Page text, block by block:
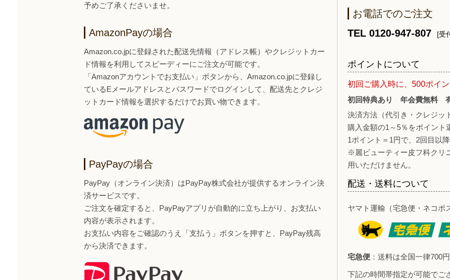
予めご了承くださいませ。
AmazonPayの場合
Amazon.co.jpに登録された配送先情報（アドレス帳）やクレジットカー
ド情報を利用してスピーディーにご注文が可能です。
「Amazonアカウントでお支払い」ボタンから、Amazon.co.jpに登録し
ているEメールアドレスとパスワードでログインして、配送先とクレジ
ットカード情報を選択するだけでお買い物できます。
PayPayの場合
PayPay（オンライン決済）はPayPay株式会社が提供するオンライン決
済サービスです。
ご注文を確定すると、PayPayアプリが自動的に立ち上がり、お支払い
内容が表示されます。
お支払い内容をご確認のうえ「支払う」ボタンを押すと、PayPay残高
から決済できます。
お電話でのご注文
TEL 0120-947-807
[受
ポイントについて
初回ご購入時に、500ポイ
初回特典あり 年会費無料
決済方法（代引き・クレジッ
購入金額の1～5％をポイント
1ポイント＝1円で、2回目以
※麗ビューティー皮フ科クリ
用いただけません。
配送・送料について
ヤマト運輸（宅急便・ネコポ
宅急便：送料は全国一律700
下記の時間帯指定が可能でご